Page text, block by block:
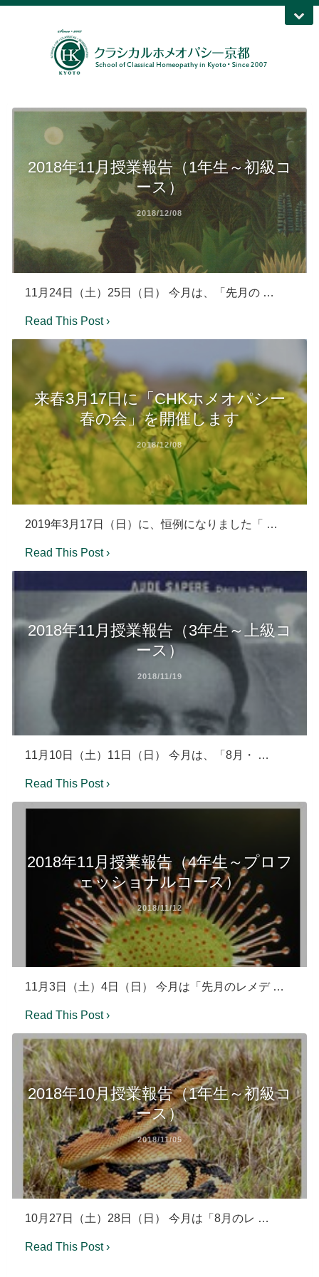
2018年11月授業報告（1年生～初級コ
ース）
2018/12/08
11月24日（土）25日（日） 今月は、「先月の …
Read This Post ›
来春3月17日に「CHKホメオパシー
春の会」を開催します
2018/12/08
2019年3月17日（日）に、恒例になりました「 …
Read This Post ›
2018年11月授業報告（3年生～上級コ
ース）
2018/11/19
11月10日（土）11日（日） 今月は、「8月・ …
Read This Post ›
2018年11月授業報告（4年生～プロフ
ェッショナルコース）
2018/11/12
11月3日（土）4日（日） 今月は「先月のレメデ …
Read This Post ›
2018年10月授業報告（1年生～初級コ
ース）
2018/11/05
10月27日（土）28日（日） 今月は「8月のレ …
Read This Post ›